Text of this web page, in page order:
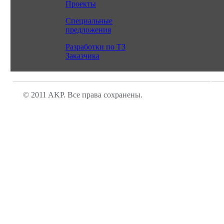
Проекты
Специальные
предложения
Разработки по ТЗ
Заказчика
© 2011 AKP. Все права сохранены.